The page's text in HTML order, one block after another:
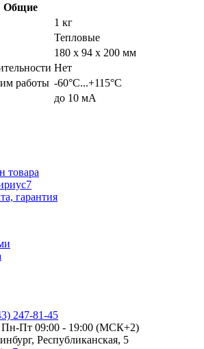
Общие
1 кг
Тепловые
180 x 94 x 200 мм
Нет
работы -60°С...+115°С
до 10 мА
товара
гарантия
247-81-45
Пн-Пт 09:00 - 19:00 (МСК+2)
Республиканская, 5